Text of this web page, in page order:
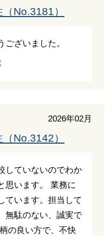
No.3181）
ざいました。
2026年02月
No.3142）
していないのでわか
思います。 業務に
ています。担当して
無駄のない、誠実で
の良い方で、不快